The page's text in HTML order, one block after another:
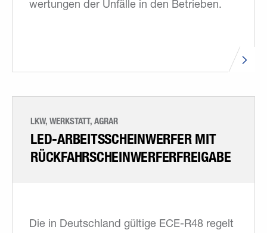
wertungen der Unfälle in den Betrieben.
LKW, WERKSTATT, AGRAR
LED-ARBEITSSCHEINWERFER MIT
RÜCKFAHRSCHEINWERFERFREIGABE
Die in Deutschland gültige ECE-R48 regelt